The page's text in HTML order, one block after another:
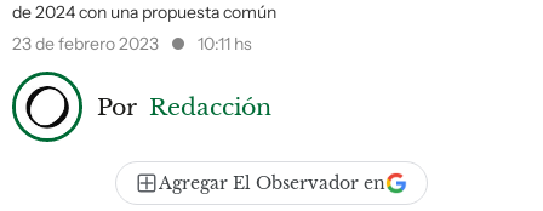
de 2024 con una propuesta común
23 de febrero 2023
10:11 hs
Por Redacción
Agregar El Observador en